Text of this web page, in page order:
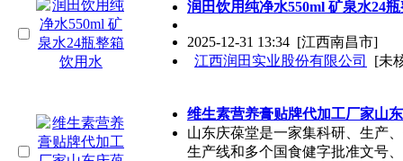
润田饮用纯净水550ml 矿泉水24
2025-12-31 13:34 [江西南昌市]
江西润田实业股份有限公司
[未
维生素营养膏贴牌代加工厂家山
山东庆葆堂是一家集科研、生产
生产线和多个国食健字批准文号